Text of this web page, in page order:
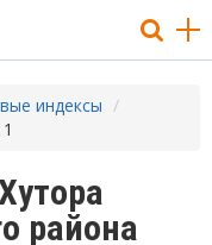
индексы
района